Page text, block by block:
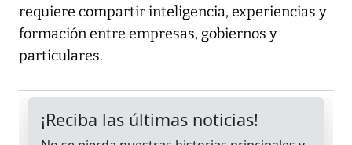
requiere compartir inteligencia, experiencias y
formación entre empresas, gobiernos y
particulares.